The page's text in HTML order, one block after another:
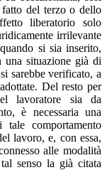
fatto del terzo o dello
liberatorio solo
irrilevante
si sia inserito,
una situazione già di
sarebbe verificato, a
Del resto per
lavoratore sia da
è necessaria una
tale comportamento
lavoro, e, con essa,
alle modalità
senso la già citata